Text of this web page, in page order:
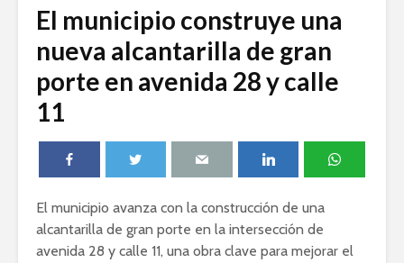
El municipio construye una
nueva alcantarilla de gran
porte en avenida 28 y calle
11
El municipio avanza con la construcción de una
alcantarilla de gran porte en la intersección de
avenida 28 y calle 11, una obra clave para mejorar el